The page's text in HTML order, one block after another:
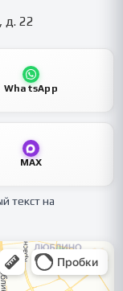
д. 22
WhatsApp
MAX
текст на